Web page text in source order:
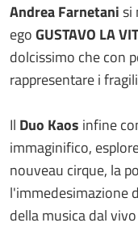
Andrea Farnetanisi
egoGUSTAVO LA
dolcissimo che con
rappresentare i
Il Duo Kaos infine
immaginifico,
nouveau cirque, la
l'immedesimazione
della musica dal